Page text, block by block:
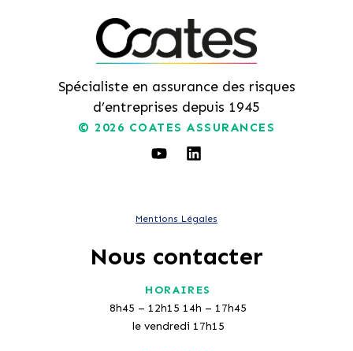
Spécialiste en assurance des risques
d’entreprises depuis 1945
© 2026 COATES ASSURANCES
Mentions Légales
Nous contacter
HORAIRES
8h45 – 12h15 14h – 17h45
le vendredi 17h15